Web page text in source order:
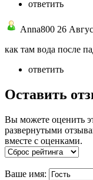
ответить
Anna800 26
как там вода после
ответить
Оставить
Вы можете оценить
развернутыми
вместе с оценками.
Ваше имя: